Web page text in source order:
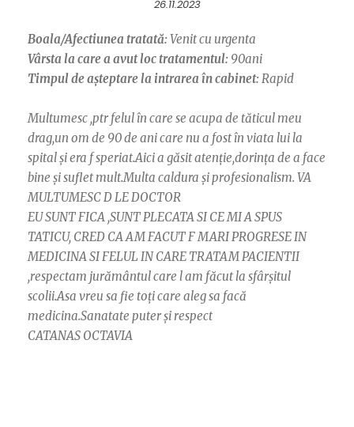
26.11.2023
Boala/Afectiunea tratată: Venit cu urgenta
Vârsta la care a avut loc tratamentul: 90ani
Timpul de așteptare la intrarea în cabinet: Rapid
Multumesc ,ptr felul în care se acupa de tăticul meu
drag,un om de 90 de ani care nu a fost în viata lui la
spital și era f speriat.Aici a găsit atenție,dorința de a face
bine și suflet mult.Multa caldura și profesionalism. VA
MULTUMESC D LE DOCTOR
EU SUNT FICA ,SUNT PLECATA SI CE MI A SPUS
TATICU, CRED CA AM FACUT F MARI PROGRESE IN
MEDICINA SI FELUL IN CARE TRATAM PACIENTII
,respectam jurământul care l am făcut la sfârșitul
scolii.Asa vreu sa fie toți care aleg sa facă
medicina.Sanatate puter și respect
CATANAS OCTAVIA